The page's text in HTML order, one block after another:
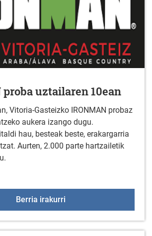
proba uztailaren 10ean
Vitoria-Gasteizko IRONMAN probaz
aukera izango dugu.
hau, besteak beste, erakargarria
Aurten, 2.000 parte hartzailetik
Berria irakurri